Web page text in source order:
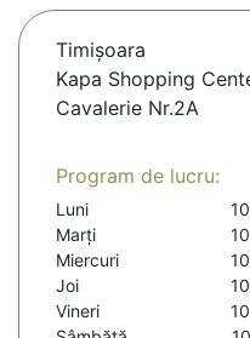
Timişoara
Kapa Shopping
Cavalerie Nr.2A
Program de lucru:
Luni
Marți
Miercuri
Joi
Vineri